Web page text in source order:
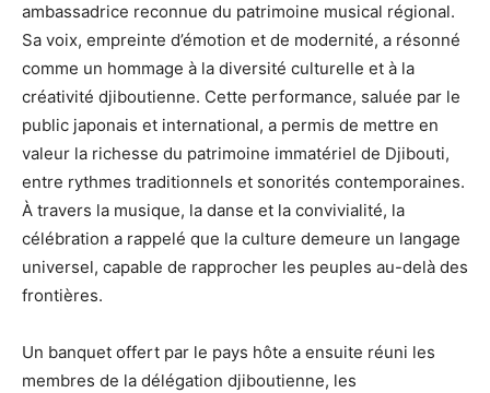
ambassadrice reconnue du patrimoine musical régional.
Sa voix, empreinte d’émotion et de modernité, a résonné
comme un hommage à la diversité culturelle et à la
créativité djiboutienne. Cette performance, saluée par le
public japonais et international, a permis de mettre en
valeur la richesse du patrimoine immatériel de Djibouti,
entre rythmes traditionnels et sonorités contemporaines.
À travers la musique, la danse et la convivialité, la
célébration a rappelé que la culture demeure un langage
universel, capable de rapprocher les peuples au-delà des
frontières.
Un banquet offert par le pays hôte a ensuite réuni les
membres de la délégation djiboutienne, les